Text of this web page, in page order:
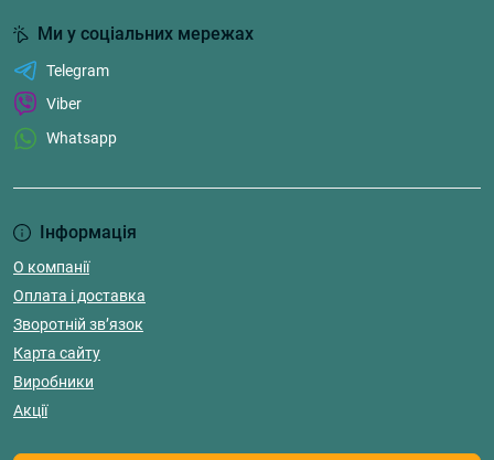
Інформація
О компанії
Оплата і доставка
Зворотній зв’язок
Карта сайту
Виробники
Акції
Ми у соціальних мережах
Telegram
Viber
Whatsapp